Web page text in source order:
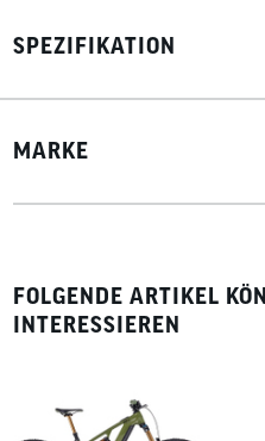
SPEZIFIKATION
MARKE
FOLGENDE ARTIKEL
INTERESSIEREN